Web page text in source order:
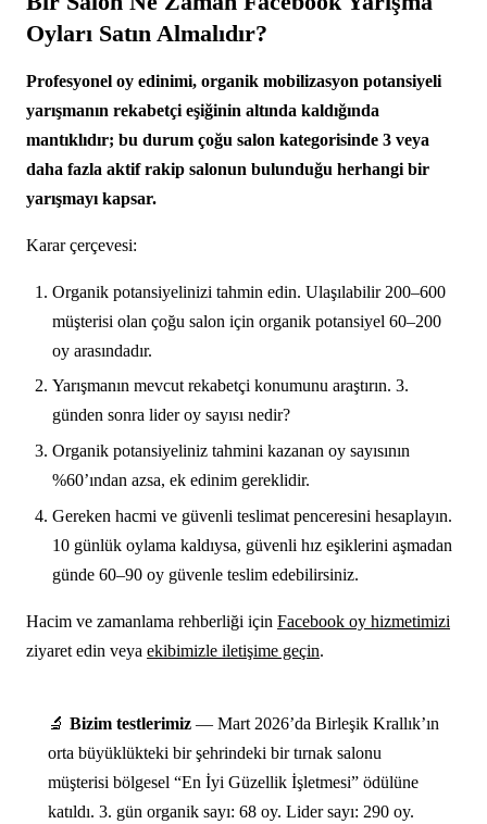
Oyları Satın Almalıdır?
Profesyonel oy edinimi, organik mobilizasyon potansiyeli
yarışmanın rekabetçi eşiğinin altında kaldığında
mantıklıdır; bu durum çoğu salon kategorisinde 3 veya
daha fazla aktif rakip salonun bulunduğu herhangi bir
yarışmayı kapsar.
Karar çerçevesi:
Organik potansiyelinizi tahmin edin. Ulaşılabilir 200–600
müşterisi olan çoğu salon için organik potansiyel 60–200
oy arasındadır.
Yarışmanın mevcut rekabetçi konumunu araştırın. 3.
günden sonra lider oy sayısı nedir?
Organik potansiyeliniz tahmini kazanan oy sayısının
%60’ından azsa, ek edinim gereklidir.
Gereken hacmi ve güvenli teslimat penceresini hesaplayın.
10 günlük oylama kaldıysa, güvenli hız eşiklerini aşmadan
günde 60–90 oy güvenle teslim edebilirsiniz.
Hacim ve zamanlama rehberliği için Facebook oy hizmetimizi
ziyaret edin veya ekibimizle iletişime geçin.
🔬 Bizim testlerimiz — Mart 2026’da Birleşik Krallık’ın
orta büyüklükteki bir şehrindeki bir tırnak salonu
müşterisi bölgesel “En İyi Güzellik İşletmesi” ödülüne
katıldı. 3. gün organik sayı: 68 oy. Lider sayı: 290 oy.